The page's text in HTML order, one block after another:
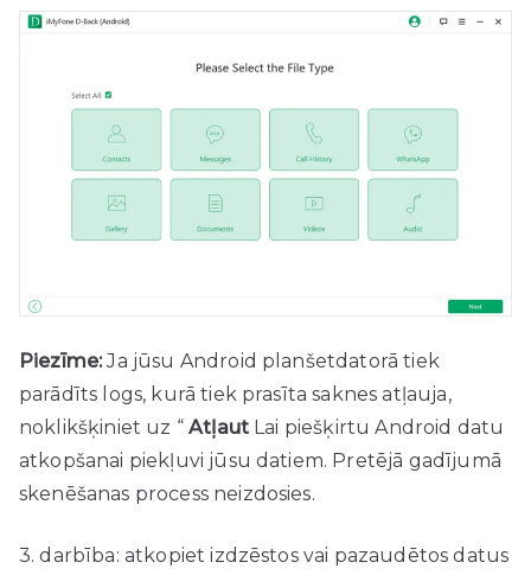
Piezīme:Ja jūsu Android planšetdatorā tiek
parādīts logs, kurā tiek prasīta saknes atļauja,
noklikšķiniet uz “Atļaut Lai piešķirtu Android datu
atkopšanai piekļuvi jūsu datiem. Pretējā gadījumā
skenēšanas process neizdosies.
3. darbība: atkopiet izdzēstos vai pazaudētos datus